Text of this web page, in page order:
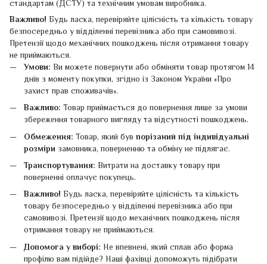
стандартам (ДСТУ) та технічним умовам виробника.
Важливо! Будь ласка, перевіряйте цілісність та кількість товару
безпосередньо у відділенні перевізника або при самовивозі.
Претензії щодо механічних пошкоджень після отримання товару
не приймаються.
Умови: Ви можете повернути або обміняти товар протягом 14
днів з моменту покупки, згідно із Законом України «Про
захист прав споживачів».
Важливо: Товар приймається до повернення лише за умови
збереження товарного вигляду та відсутності пошкоджень.
Обмеження: Товар, який був порізаний під індивідуальні
розміри замовника, поверненню та обміну не підлягає.
Транспортування: Витрати на доставку товару при
поверненні оплачує покупець.
Важливо! Будь ласка, перевіряйте цілісність та кількість
товару безпосередньо у відділенні перевізника або при
самовивозі. Претензії щодо механічних пошкоджень після
отримання товару не приймаються.
Допомога у виборі: Не впевнені, який сплав або форма
профілю вам підійде? Наші фахівці допоможуть підібрати